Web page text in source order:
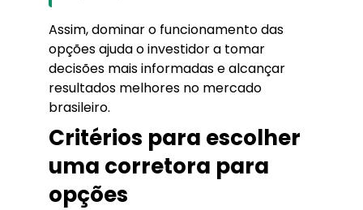
Assim, dominar o funcionamento das
opções ajuda o investidor a tomar
decisões mais informadas e alcançar
resultados melhores no mercado
brasileiro.
Critérios para escolher
uma corretora para
opções